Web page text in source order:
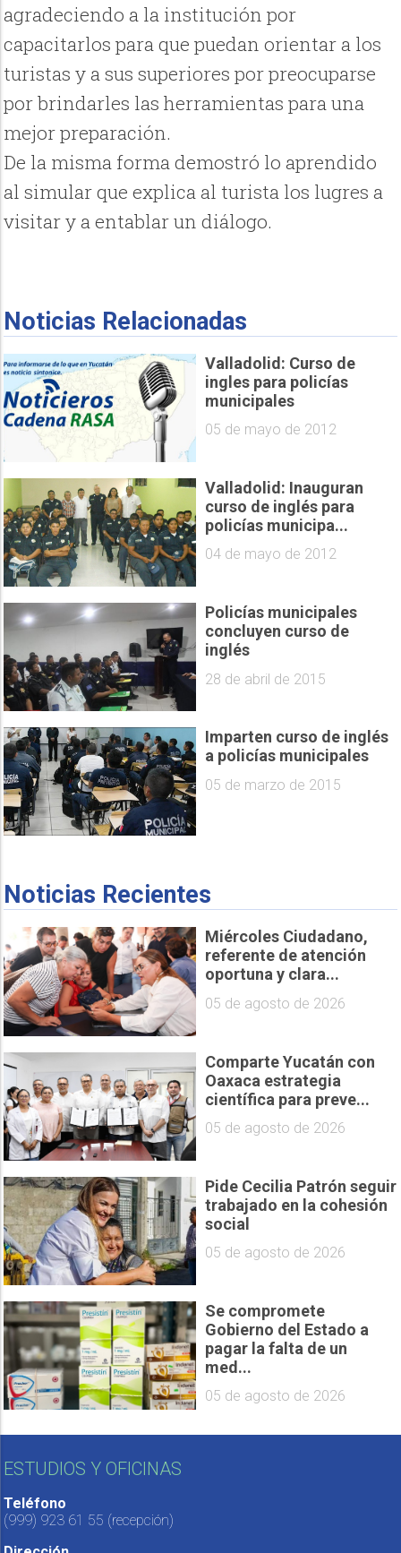
agradeciendo a la institución por
capacitarlos para que puedan orientar a los
turistas y a sus superiores por preocuparse
por brindarles las herramientas para una
mejor preparación.
De la misma forma demostró lo aprendido
al simular que explica al turista los lugres a
visitar y a entablar un diálogo.
Noticias Relacionadas
Valladolid: Curso de
ingles para policías
municipales
05 de mayo de 2012
Valladolid: Inauguran
curso de inglés para
policías municipa...
04 de mayo de 2012
Policías municipales
concluyen curso de
inglés
28 de abril de 2015
Imparten curso de inglés
a policías municipales
05 de marzo de 2015
Noticias Recientes
Miércoles Ciudadano,
referente de atención
oportuna y clara...
05 de agosto de 2026
Comparte Yucatán con
Oaxaca estrategia
científica para preve...
05 de agosto de 2026
Pide Cecilia Patrón seguir
trabajado en la cohesión
social
05 de agosto de 2026
Se compromete
Gobierno del Estado a
pagar la falta de un
med...
05 de agosto de 2026
ESTUDIOS Y OFICINAS
Teléfono
(999) 923 61 55 (recepción)